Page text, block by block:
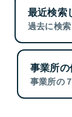
最近検索
過去に検
事業所
事業所の